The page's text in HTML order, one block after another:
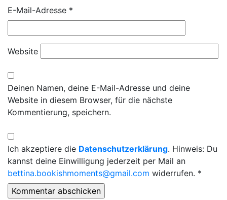
E-Mail-Adresse *
Website
Deinen Namen, deine E-Mail-Adresse und deine
Website in diesem Browser, für die nächste
Kommentierung, speichern.
Ich akzeptiere die Datenschutzerklärung. Hinweis: Du
kannst deine Einwilligung jederzeit per Mail an
bettina.bookishmoments@gmail.com widerrufen. *